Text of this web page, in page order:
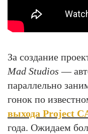
За создание
Mad Studios —
параллельно
гонок по
выхода Project
года. Ожидаем